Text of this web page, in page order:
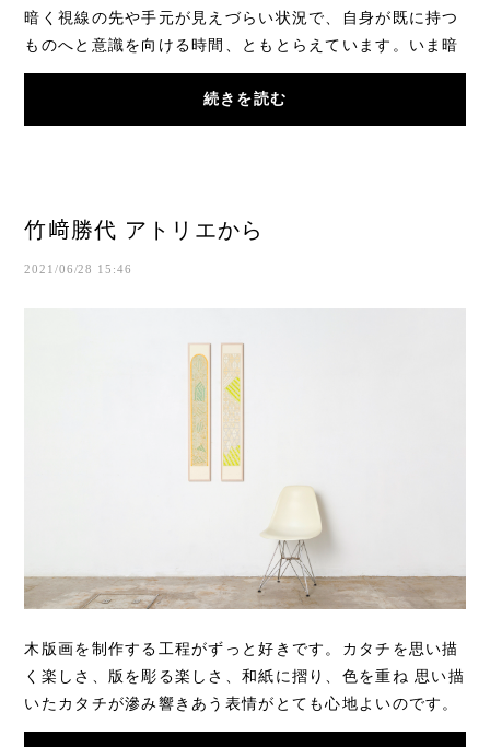
暗く視線の先や手元が見えづらい状況で、自身が既に持つ
ものへと意識を向ける時間、ともとらえています。いま暗
い夜でも、また朝が来て繰り返す日々、巡る季...
続きを読む
竹﨑勝代 アトリエから
2021/06/28 15:46
木版画を制作する工程がずっと好きです。カタチを思い描
く楽しさ、版を彫る楽しさ、和紙に摺り、色を重ね 思い描
いたカタチが滲み響きあう表情がとても心地よいのです。
イメージを与えてくれるのは素敵な絵画、...